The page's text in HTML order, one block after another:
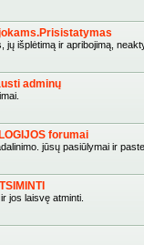
jų išplėtimą ir apribojimą,
adminų
forumai
jūsų pasiūlymai ir
jos laisvę atminti.